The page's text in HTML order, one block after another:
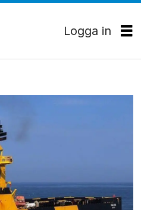
Logga in